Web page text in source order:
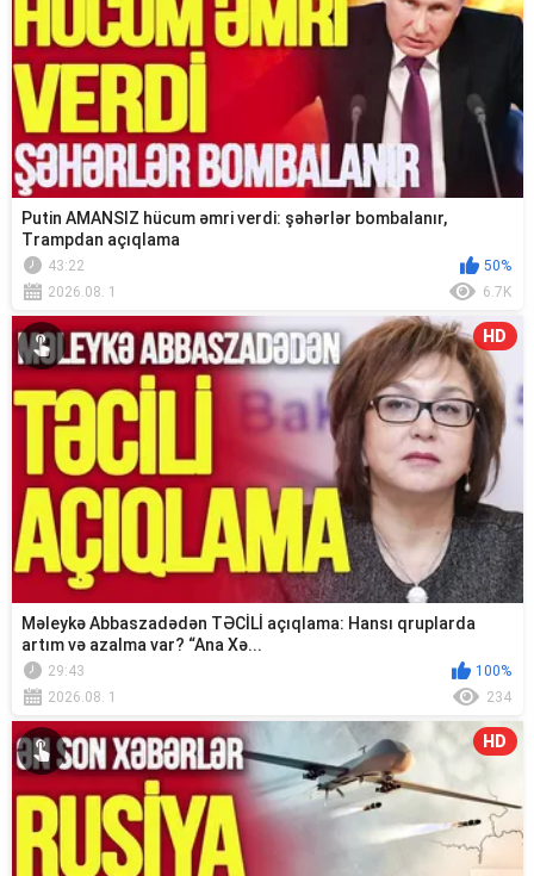
Putin AMANSIZ hücum əmri verdi: şəhərlər bombalanır,
Trampdan açıqlama
43:22
50%
2026.08. 1
6.7K
HD
Məleykə Abbaszadədən TƏCİLİ açıqlama: Hansı qruplarda
artım və azalma var? “Ana Xə...
29:43
100%
2026.08. 1
234
HD